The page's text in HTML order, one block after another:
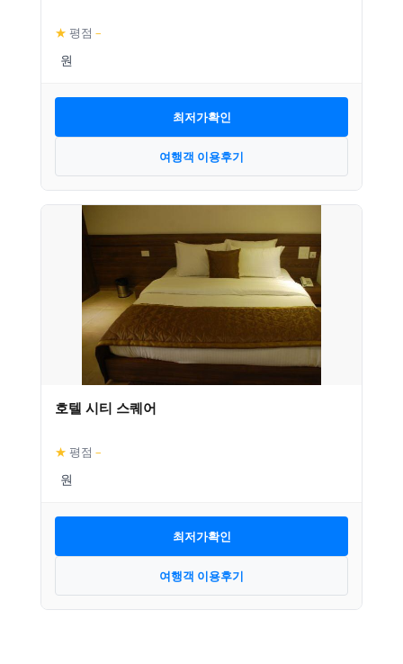
★ 평점 –
최저가확인
여행객 이용후기
호텔 시티 스퀘어
★ 평점 –
최저가확인
여행객 이용후기